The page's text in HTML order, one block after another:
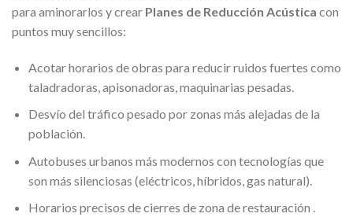
para aminorarlos y crear Planes de Reducción Acústica con
puntos muy sencillos:
Acotar horarios de obras para reducir ruidos fuertes como
taladradoras, apisonadoras, maquinarias pesadas.
Desvío del tráfico pesado por zonas más alejadas de la
población.
Autobuses urbanos más modernos con tecnologías que
son más silenciosas (eléctricos, híbridos, gas natural).
Horarios precisos de cierres de zona de restauración .